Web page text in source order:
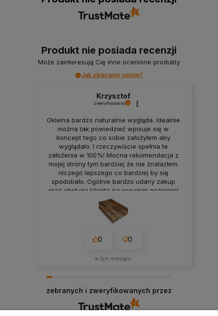
Produkt nie posiada recenzji
Może zainteresują Cię inne ocenione produkty
Jak zbieramy opinie?
Krzysztof
zweryfikowano
Okleina bardzo naturalnie wygląda. Idealnie
można tak powiedzieć wpisuje się w
koncept tego co sobie założyłem aby
wyglądalo. I rzeczywiście spełnia te
założenia w 100%! Mocna rekomendacja z
mojej strony tym bardziej że nie znalazłem
niczego lepszego co bardziej by się
spodobało. Ogólnie bardzo udany zakup
oraz obsługa klienta na wysokim poziomie!
Gorąco polecam!
0 0
w tym miesiącu
zebranych i zweryfikowanych przez